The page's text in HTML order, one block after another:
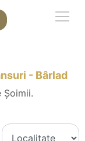
- Bârlad
Șoimii.